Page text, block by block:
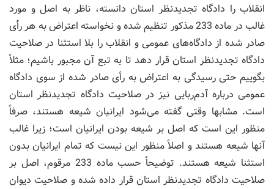
انقلاب را دادگاه تجدیدنظر استان دانسته، ناظر به اصل و مورد
غالب در ماده 233 مذکور تنظیم شده و نخواسته اعتراض به هر رأی
صادر شده از دادگاه‌های عمومی و انقلاب را بلا استثنا در صلاحیت
دادگاه تجدیدنظر استان قرار دهد تا به تبع آن مجبور باشیم؛ مثلاً
بگوییم حتی رسیدگی به اعتراض به رأی صادر شده از سوی دادگاه
عمومی درباره آدم‌ربایی نیز در صلاحیت دادگاه تجدیدنظر استان
است. مشابها وقتی گفته می‌شود ایرانیان شیعه هستند، صرفاً
منظور این است که اصل بر شیعه بودن ایرانیان است؛ زیرا غالب
آنها شیعه هستند و اصلاً منظور این نیست که تمام ایرانیان بدون
استثنا شیعه هستند. توضیحاً حسب ماده 233 مرقوم، اصل بر
صلاحیت دادگاه تجدیدنظر استان قرار داده شده و صلاحیت دیوان